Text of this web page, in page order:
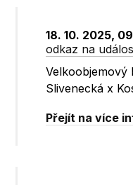
18. 10. 2025,
odkaz na
Velkoobjemový
Slivenecká x
Přejít na více